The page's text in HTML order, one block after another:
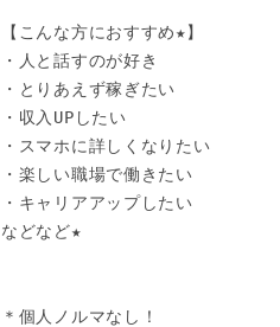
【こんな方におすすめ★】
・人と話すのが好き
・とりあえず稼ぎたい
・収入UPしたい
・スマホに詳しくなりたい
・楽しい職場で働きたい
・キャリアアップしたい
などなど★
＊個人ノルマなし！